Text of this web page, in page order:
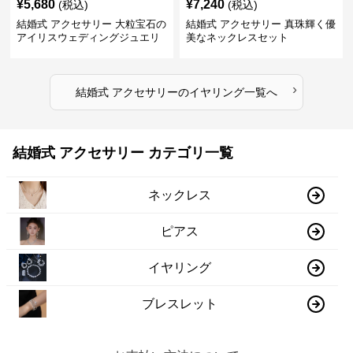
¥5,680 (税込)
結婚式 アクセサリー 大粒宝石の
アイリスウェディングジュエリ
¥7,240 (税込)
結婚式 アクセサリー 真珠輝く優
美なネックレスセット
結婚式 アクセサリーのイヤリング一覧へ ›
結婚式 アクセサリー カテゴリ一覧
ネックレス
ピアス
イヤリング
ブレスレット